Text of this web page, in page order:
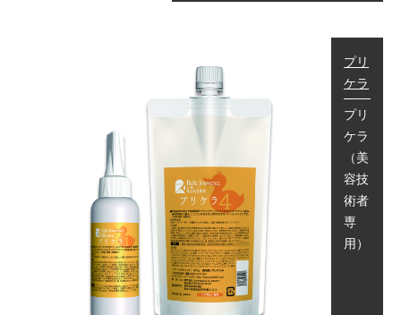
プリ
ケラ
プリ
ケラ
（美
容技
術者
専
用）